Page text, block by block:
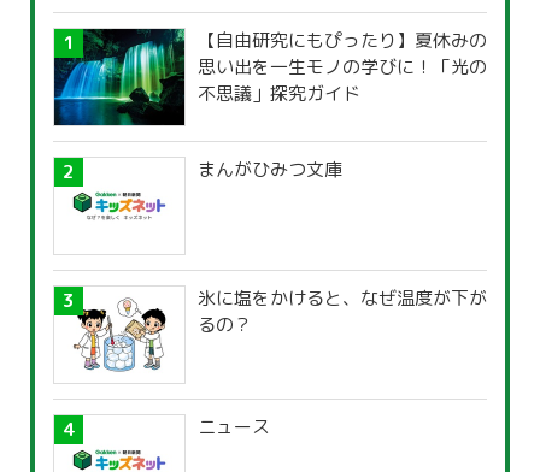
【自由研究にもぴったり】夏休みの
思い出を一生モノの学びに！「光の
不思議」探究ガイド
まんがひみつ文庫
氷に塩をかけると、なぜ温度が下が
るの？
ニュース